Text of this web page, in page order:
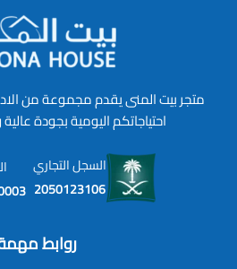
متجر بيت المنى يقدم مجموعة من
احتياجاتكم اليومية بجودة
السجل التجاري
2050123106
روابط